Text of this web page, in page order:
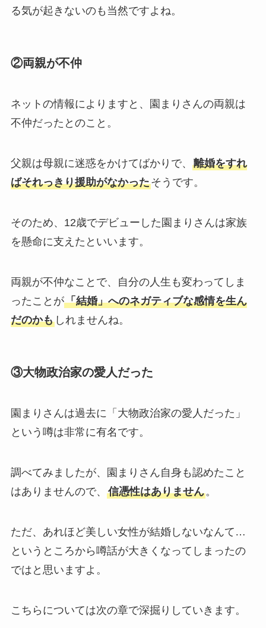
る気が起きないのも当然ですよね。
②両親が不仲
ネットの情報によりますと、園まりさんの両親は
不仲だったとのこと。
父親は母親に迷惑をかけてばかりで、 離婚をすれ
ばそれっきり援助がなかったそうです。
そのため、12歳でデビューした園まりさんは家族
を懸命に支えたといいます。
両親が不仲なことで、自分の人生も変わってしま
ったことが「結婚」へのネガティブな感情を生ん
だのかもしれませんね。
③大物政治家の愛人だった
園まりさんは過去に「大物政治家の愛人だった」
という噂は非常に有名です。
調べてみましたが、園まりさん自身も認めたこと
はありませんので、 信憑性はありません。
ただ、あれほど美しい女性が結婚しないなんて…
というところから噂話が大きくなってしまったの
ではと思いますよ。
こちらについては次の章で深掘りしていきます。